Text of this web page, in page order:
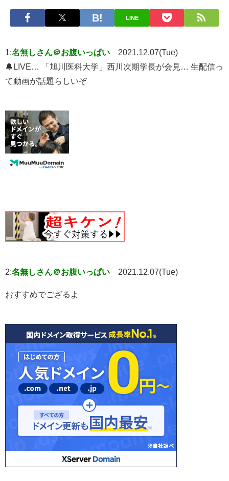
LINE
1:名無しさん＠お腹いっぱい
2021.12.07(Tue)
🔔LIVE… 「旭川医科大学」西川次期学長が会見… 生配信っ
て動画が話題らしいぞ
2:名無しさん＠お腹いっぱい 2021.12.07(Tue)
おすすめでござるよ